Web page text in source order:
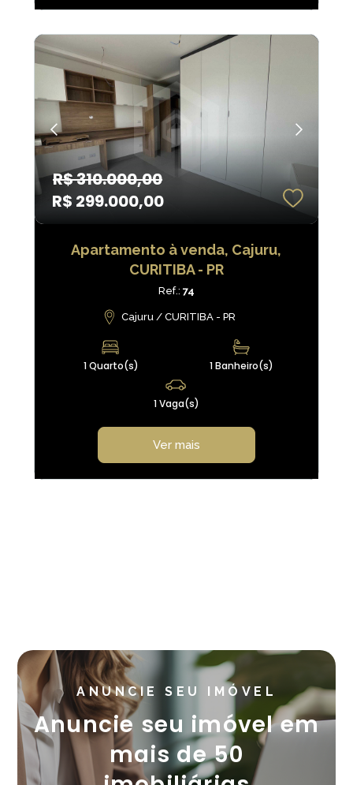
R$ 310.000,00
R$ 299.000,00
Apartamento à venda, Cajuru,
CURITIBA - PR
Ref.: 74
Cajuru / CURITIBA - PR
1 Quarto(s) 1 Banheiro(s)
1 Vaga(s)
Ver mais
ANUNCIE SEU IMÓVEL
Anuncie seu imóvel em
mais de 50